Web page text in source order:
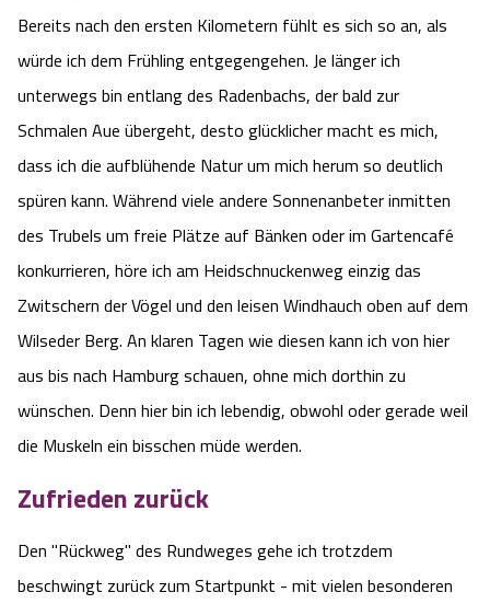
Hoher Kontrast Modus:
Schriftgröße: A A
Bereits nach den ersten Kilometern fühlt es sich so an, als
würde ich dem Frühling entgegengehen. Je länger ich
unterwegs bin entlang des Radenbachs, der bald zur
Schmalen Aue übergeht, desto glücklicher macht es mich,
dass ich die aufblühende Natur um mich herum so deutlich
spüren kann. Während viele andere Sonnenanbeter inmitten
des Trubels um freie Plätze auf Bänken oder im Gartencafé
konkurrieren, höre ich am Heidschnuckenweg einzig das
Zwitschern der Vögel und den leisen Windhauch oben auf dem
Wilseder Berg. An klaren Tagen wie diesen kann ich von hier
aus bis nach Hamburg schauen, ohne mich dorthin zu
wünschen. Denn hier bin ich lebendig, obwohl oder gerade weil
die Muskeln ein bisschen müde werden.
Zufrieden zurück
Den "Rückweg" des Rundweges gehe ich trotzdem
beschwingt zurück zum Startpunkt - mit vielen besonderen